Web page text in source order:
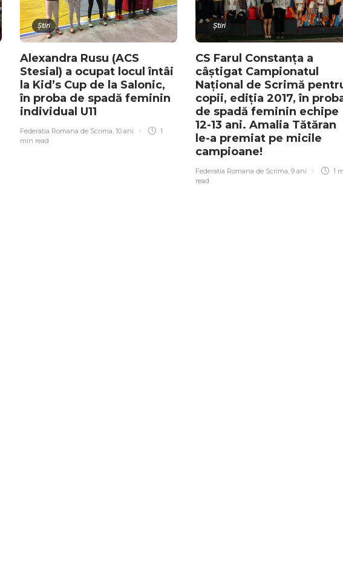
Știri
Alexandra Rusu (ACS
Stesial) a ocupat locul întâi
la Kid’s Cup de la Salonic,
în proba de spadă feminin
individual U11
Federatia Romana de Scrima, 10 ani
1
min read
Știri
CS Farul Constanța a
câștigat Campionatul
Național de Scrimă
copii, ediția 2017, în
de spadă feminin echipe
12-13 ani. Amalia Tătăran
le-a premiat pe micile
campioane!
Federatia Romana de Scrima, 9 ani
1
read